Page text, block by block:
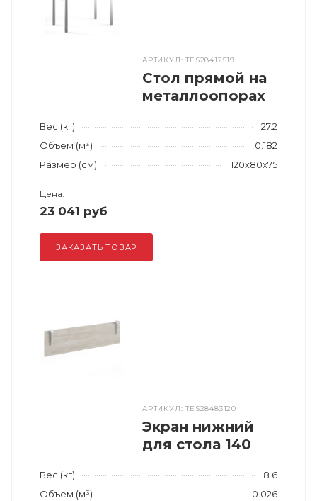
АРТИКУЛ: TES28412519
Стол прямой на
металлоопорах
Вес (кг)
27.2
Объем (м³)
0.182
Размер (см)
120x80x75
Цена:
23 041 руб
ЗАКАЗАТЬ ТОВАР
АРТИКУЛ: TES28483120
Экран нижний
для стола 140
Вес (кг)
8.6
Объем (м³)
0.026